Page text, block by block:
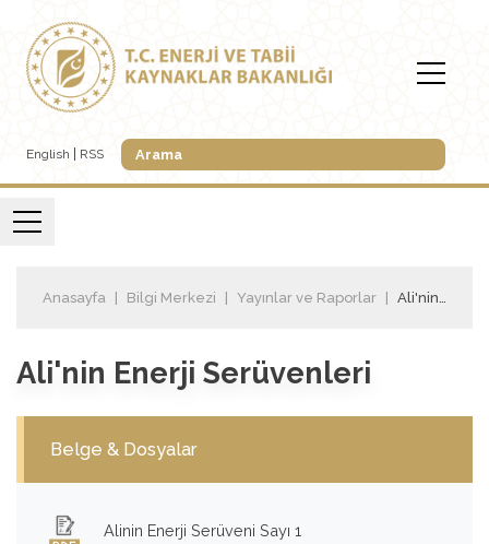
English RSS
Anasayfa Bilgi Merkezi Yayınlar ve Raporlar Ali'nin Enerji Serüvenleri
Ali'nin Enerji Serüvenleri
Belge & Dosyalar
Alinin Enerji Serüveni Sayı 1